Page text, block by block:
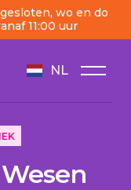
wo en do
11:00 uur
NL